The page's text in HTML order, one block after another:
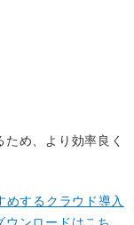
め、より効率良く
めするクラウド導入